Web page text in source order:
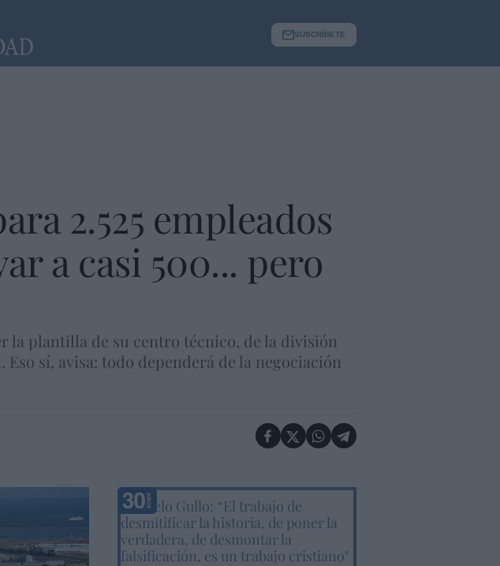
SUSCRÍBETE
2.525 empleados
a casi 500... pero
la plantilla de su centro técnico, de la división
sí, avisa: todo dependerá de la negociación
Marcelo Gullo: “El trabajo de
desmitificar la historia, de poner la
verdadera, de desmontar la
falsificación, es un trabajo cristiano"